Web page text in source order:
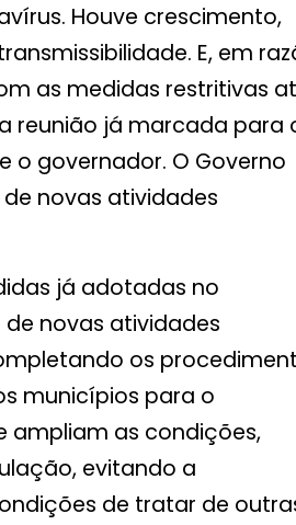
Houve crescimento,
E, em
as medidas restritivas
reunião já marcada para
o governador. O Governo
novas atividades
já adotadas no
novas atividades
os
municípios para o
ampliam as condições,
evitando a
de tratar de